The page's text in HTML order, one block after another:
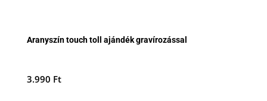
Aranyszín touch toll ajándék gravírozással
3.990 Ft